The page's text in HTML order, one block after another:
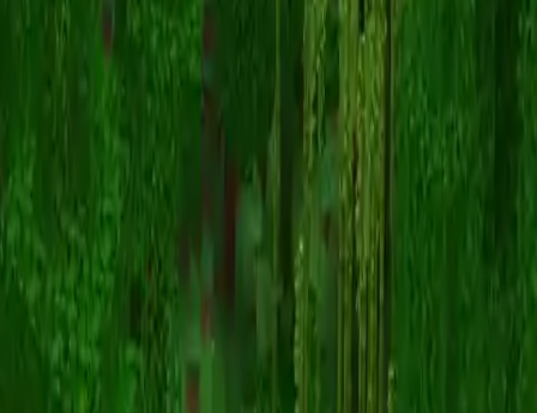
RevolverRoger
スキン一覧に戻る